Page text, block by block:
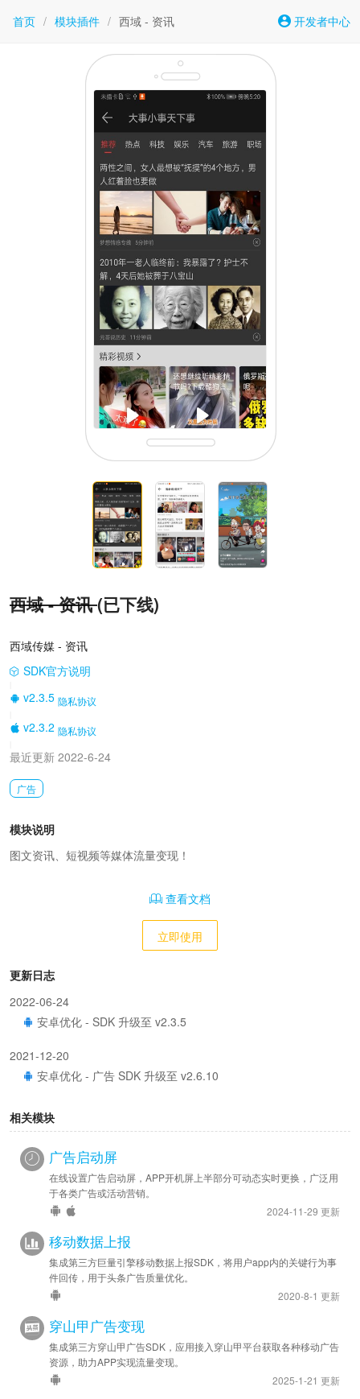
首页 / 模块插件 / 西域 - 资讯 开发者中心
西域 - 资讯(已下线)
西域传媒 - 资讯
SDK官方说明
v2.3.5 隐私协议
v2.3.2 隐私协议
最近更新 2022-6-24
广告
模块说明
图文资讯、短视频等媒体流量变现！
查看文档
立即使用
更新日志
2022-06-24
安卓优化 - SDK 升级至 v2.3.5
2021-12-20
安卓优化 - 广告 SDK 升级至 v2.6.10
相关模块
广告启动屏
在线设置广告启动屏，APP开机屏上半部分可动态实时更换，广泛用
于各类广告或活动营销。
2024-11-29 更新
移动数据上报
集成第三方巨量引擎移动数据上报SDK，将用户app内的关键行为事
件回传，用于头条广告质量优化。
2020-8-1 更新
穿山甲广告变现
集成第三方穿山甲广告SDK，应用接入穿山甲平台获取各种移动广告
资源，助力APP实现流量变现。
2025-1-21 更新